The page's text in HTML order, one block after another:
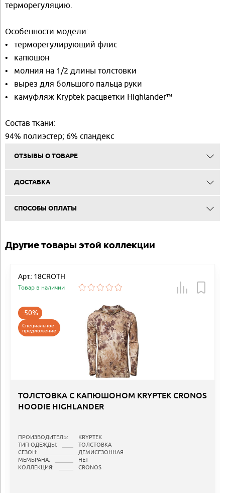
терморегуляцию.
Особенности модели:
• терморегулирующий флис
• капюшон
• молния на 1/2 длины толстовки
• вырез для большого пальца руки
• камуфляж Kryptek расцветки Highlander™
Cостав ткани:
94% полиэстер; 6% спандекс
ОТЗЫВЫ О ТОВАРЕ
ДОСТАВКА
СПОСОБЫ ОПЛАТЫ
Другие товары этой коллекции
Арт.: 18CROTH
Товар в наличии
-50%
Специальное
предложение
ТОЛСТОВКА С КАПЮШОНОМ KRYPTEK CRONOS
HOODIE HIGHLANDER
ПРОИЗВОДИТЕЛЬ:
KRYPTEK
ТИП ОДЕЖДЫ:
ТОЛСТОВКА
СЕЗОН:
ДЕМИСЕЗОННАЯ
МЕМБРАНА:
НЕТ
КОЛЛЕКЦИЯ:
CRONOS